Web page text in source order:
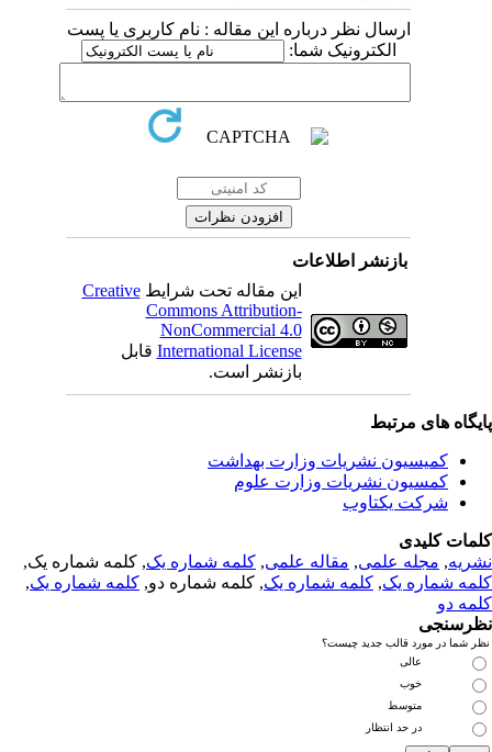
ارسال نظر درباره این مقاله : نام کاربری یا پست
الکترونیک شما:
بازنشر اطلاعات
این مقاله تحت شرایطCreative
Commons Attribution-
NonCommercial 4.0
International Licenseقابل
بازنشر است.
های مرتبط
کمیسیون نشریات وزارت بهداشت
کمسیون نشریات وزارت علوم
شرکت یکتاوب
کلیدی
,مجله علمی, مقاله علمی, کلمه شماره یک, کلمه شماره یک,
شماره یک,کلمه شماره یک, کلمه شماره دو,کلمه شماره یک,
دو
شما در مورد قالب جدید چیست؟
عالی
خوب
متوسط
در حد انتظار